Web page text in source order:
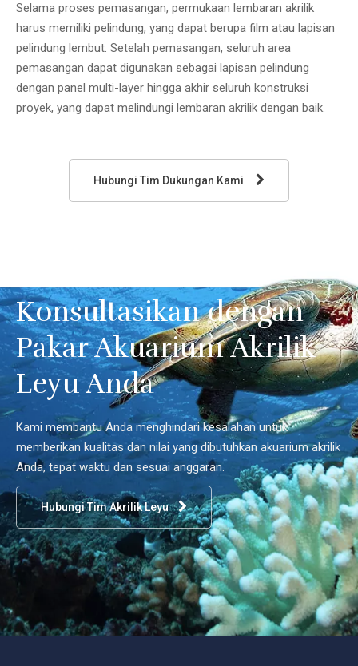
Selama proses pemasangan, permukaan lembaran akrilik
harus memiliki pelindung, yang dapat berupa film atau lapisan
pelindung lembut. Setelah pemasangan, seluruh area
pemasangan dapat digunakan sebagai lapisan pelindung
dengan panel multi-layer hingga akhir seluruh konstruksi
proyek, yang dapat melindungi lembaran akrilik dengan baik.
Hubungi Tim Dukungan Kami
Konsultasikan dengan
Pakar Akuarium Akrilik
Leyu Anda
Kami membantu Anda menghindari kesalahan untuk
memberikan kualitas dan nilai yang dibutuhkan akuarium akrilik
Anda, tepat waktu dan sesuai anggaran.
Hubungi Tim Akrilik Leyu